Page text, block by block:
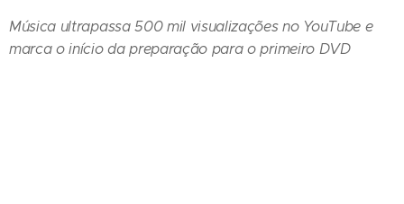
Música ultrapassa 500 mil visualizações no YouTube e
marca o início da preparação para o primeiro DVD